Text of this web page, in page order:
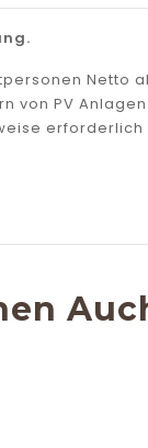
Netto
von PV